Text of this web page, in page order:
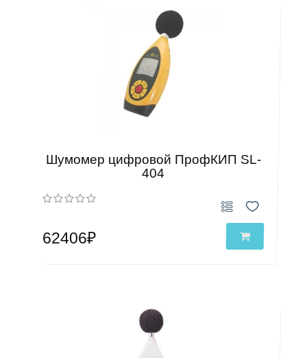
Шумомер цифровой ПрофКИП SL-
404
62406₽